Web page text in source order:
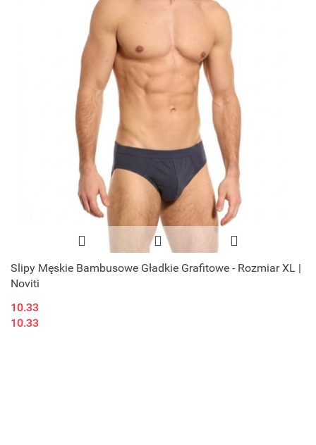
Slipy Męskie Bambusowe Gładkie Grafitowe - Rozmiar XL |
Noviti
10.33
10.33